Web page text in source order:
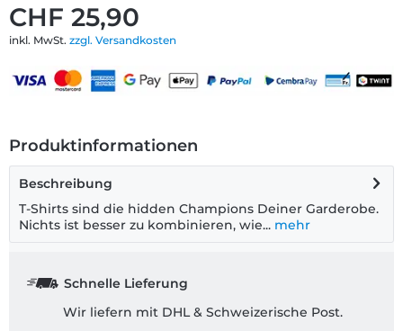
CHF 25,90
inkl. MwSt. zzgl. Versandkosten
Produktinformationen
Beschreibung
T-Shirts sind die hidden Champions Deiner Garderobe.
Nichts ist besser zu kombinieren, wie... mehr
Schnelle Lieferung
Wir liefern mit DHL & Schweizerische Post.